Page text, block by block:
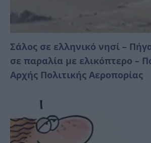
Σάλος σε ελληνικό νησί –
σε παραλία με ελικόπτερο –
Αρχής Πολιτικής Αεροπορίας